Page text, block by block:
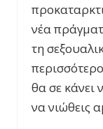
νέα
τη
θα σε κάνει
να νιώθεις